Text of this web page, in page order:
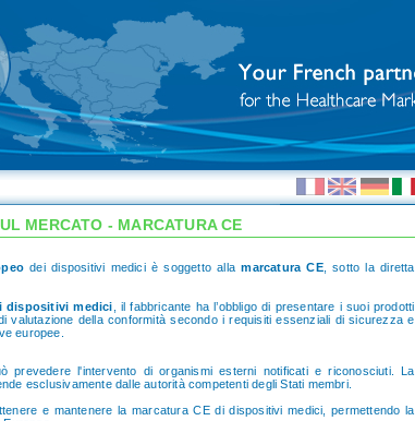
MERCATO - MARCATURA CE
dei dispositivi medici è soggetto allamarcatura CE, sotto la diretta
dispositivi medici , il fabbricante ha l’obbligo di presentare i suoi prodotti
valutazione della conformità secondo i requisiti essenziali di sicurezza e
europee.
prevedere l'intervento di organismi esterni notificati e riconosciuti. La
esclusivamente dalle autorità competenti degli Stati membri.
e mantenere la marcatura CE di dispositivi medici, permettendo la